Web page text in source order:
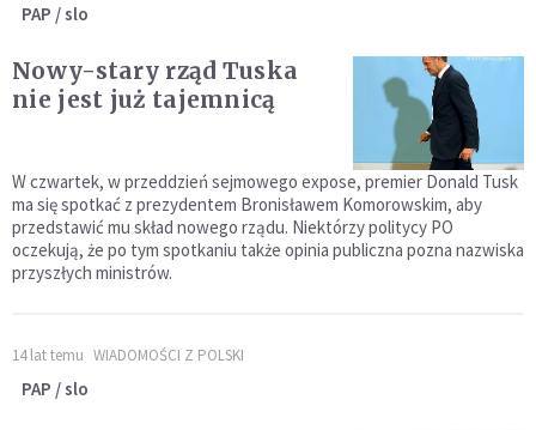
PAP / slo
Nowy-stary rząd Tuska
nie jest już tajemnicą
W czwartek, w przeddzień sejmowego expose, premier Donald Tusk
ma się spotkać z prezydentem Bronisławem Komorowskim, aby
przedstawić mu skład nowego rządu. Niektórzy politycy PO
oczekują, że po tym spotkaniu także opinia publiczna pozna nazwiska
przyszłych ministrów.
14 lat temu WIADOMOŚCI Z POLSKI
PAP / slo